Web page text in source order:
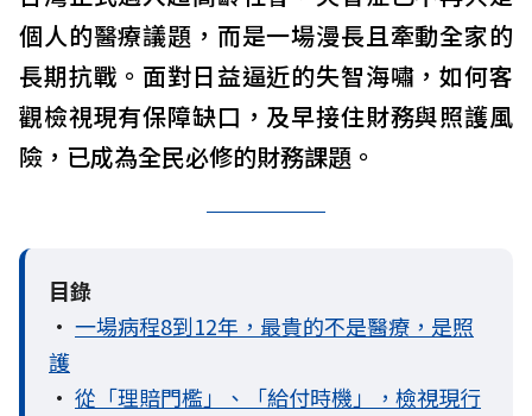
個人的醫療議題，而是一場漫長且牽動全家的
長期抗戰。面對日益逼近的失智海嘯，如何客
觀檢視現有保障缺口，及早接住財務與照護風
險，已成為全民必修的財務課題。
目錄
• 一場病程8到12年，最貴的不是醫療，是照
護
• 從「理賠門檻」、「給付時機」，檢視現行